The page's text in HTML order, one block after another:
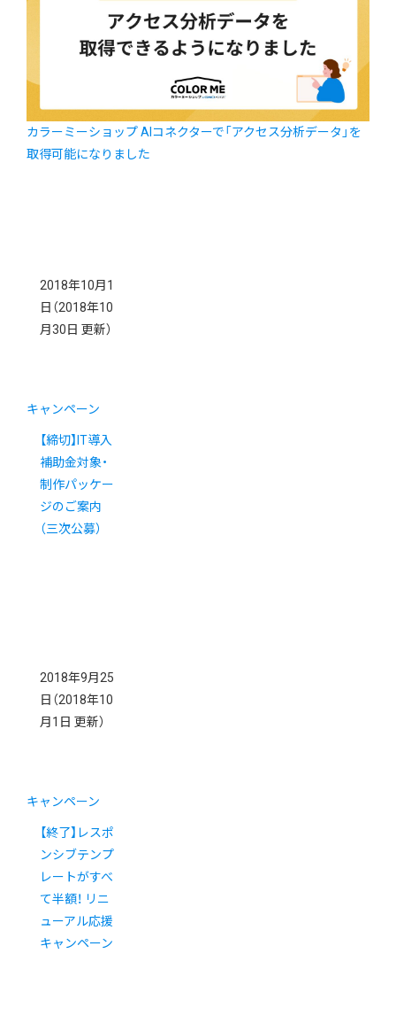
カラーミーショップ AIコネクターで「アクセス分析データ」を
取得可能になりました
2018年10月1
日 （2018年10
月30日 更新）
キャンペーン
【締切】IT導入
補助金対象・
制作パッケー
ジのご案内
（三次公募）
2018年9月25
日 （2018年10
月1日 更新）
キャンペーン
【終了】レスポ
ンシブテンプ
レートがすべ
て半額！ リニ
ューアル応援
キャンペーン